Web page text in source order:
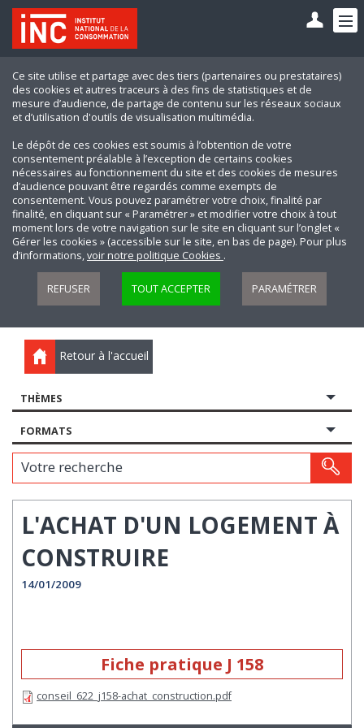
Ce site utilise et partage avec des tiers (partenaires ou prestataires)
des cookies et autres traceurs à des fins de statistiques et de
mesure d’audience, de partage de contenu sur les réseaux sociaux
et d’utilisation d'outils de visualisation multimédia.
Le dépôt de ces cookies est soumis à l’obtention de votre
consentement préalable à l’exception de certains cookies
nécessaires au fonctionnement du site et des cookies de mesures
d’audience pouvant être regardés comme exempts de
consentement. Vous pouvez paramétrer votre choix, finalité par
finalité, en cliquant sur « Paramétrer » et modifier votre choix à tout
moment lors de votre navigation sur le site en cliquant sur l’onglet «
Gérer les cookies » (accessible sur le site, en bas de page). Pour plus
d’informations,voir notre politique Cookies .
REFUSER TOUT ACCEPTER PARAMÉTRER
Retour à l'accueil
THÈMES
FORMATS
Votre recherche
L'ACHAT D'UN LOGEMENT À
CONSTRUIRE
14/01/2009
Fiche pratique J 158
conseil_622_j158-achat_construction.pdf